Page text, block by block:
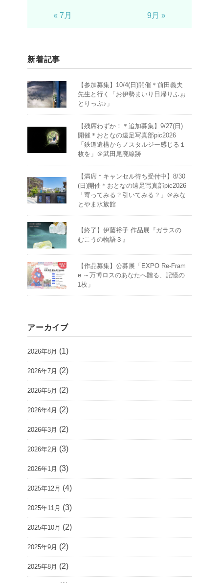
« 7月 9月 »
新着記事
【参加募集】10/4(日)開催＊前田義夫
先生と行く「お伊勢まいり日帰りふぉ
とりっぷ♪」
【残席わずか！＊追加募集】9/27(日)
開催＊おとなの遠足写真部pic2026
「鉄道遺構からノスタルジー感じる１
枚を」＠武田尾廃線跡
【満席＊キャンセル待ち受付中】8/30
(日)開催＊おとなの遠足写真部pic2026
「寄ってみる？引いてみる？」＠みな
とやま水族館
【終了】伊藤裕子 作品展『ガラスの
むこうの物語３』
【作品募集】公募展「EXPO Re-Fram
e ～万博ロスのあなたへ贈る、記憶の
1枚」
アーカイブ
2026年8月 (1)
2026年7月 (2)
2026年5月 (2)
2026年4月 (2)
2026年3月 (2)
2026年2月 (3)
2026年1月 (3)
2025年12月 (4)
2025年11月 (3)
2025年10月 (2)
2025年9月 (2)
2025年8月 (2)